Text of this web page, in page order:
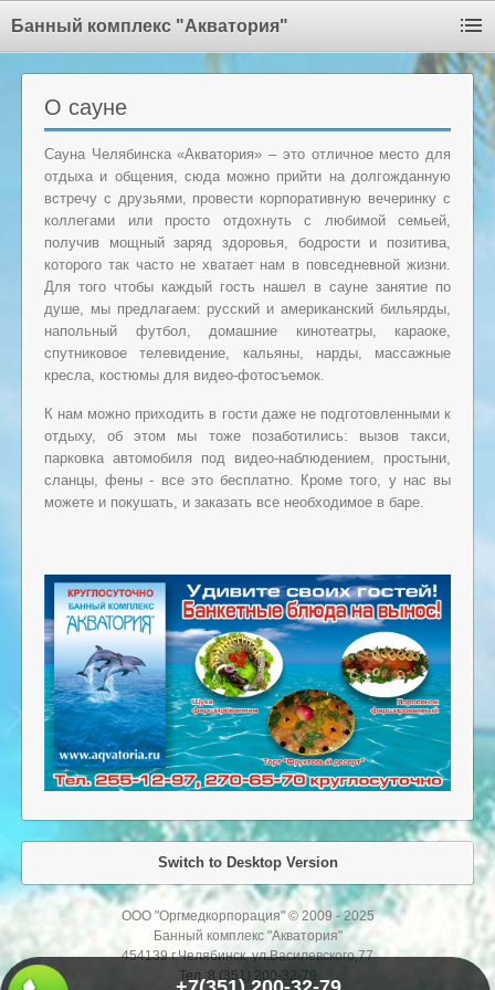
Банный комплекс "Акватория"
О сауне
Сауна Челябинска «Акватория» – это отличное место для
отдыха и общения, сюда можно прийти на долгожданную
встречу с друзьями, провести корпоративную вечеринку с
коллегами или просто отдохнуть с любимой семьей,
получив мощный заряд здоровья, бодрости и позитива,
которого так часто не хватает нам в повседневной жизни.
Для того чтобы каждый гость нашел в сауне занятие по
душе, мы предлагаем: русский и американский бильярды,
напольный футбол, домашние кинотеатры, караоке,
спутниковое телевидение, кальяны, нарды, массажные
кресла, костюмы для видео-фотосъемок.
К нам можно приходить в гости даже не подготовленными к
отдыху, об этом мы тоже позаботились: вызов такси,
парковка автомобиля под видео-наблюдением, простыни,
сланцы, фены - все это бесплатно. Кроме того, у нас вы
можете и покушать, и заказать все необходимое в баре.
Switch to Desktop Version
ООО "Оргмедкорпорация" © 2009 - 2025
Банный комплекс "Акватория"
454139 г.Челябинск, ул.Василевского,77
Тел.:8 (351) 200-32-79